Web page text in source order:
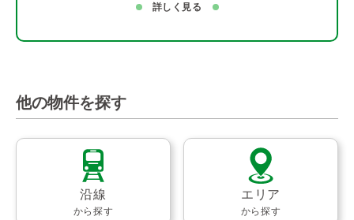
詳しく見る
他の物件を探す
沿線
から探す
エリア
から探す